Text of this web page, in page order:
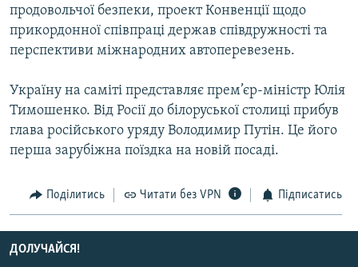
ПОДКАСТИ
КРИМ РЕАЛІЇ
УКР
КТАТ
продовольчої безпеки, проект Конвенції щодо
прикордонної співпраці держав співдружності та
перспективи міжнародних автоперевезень.
Україну на саміті представляє прем’єр-міністр Юлія
Тимошенко. Від Росії до білоруської столиці прибув
глава російського уряду Володимир Путін. Це його
перша зарубіжна поїздка на новій посаді.
Поділитись Читати без VPN Підписатись
ДОЛУЧАЙСЯ!